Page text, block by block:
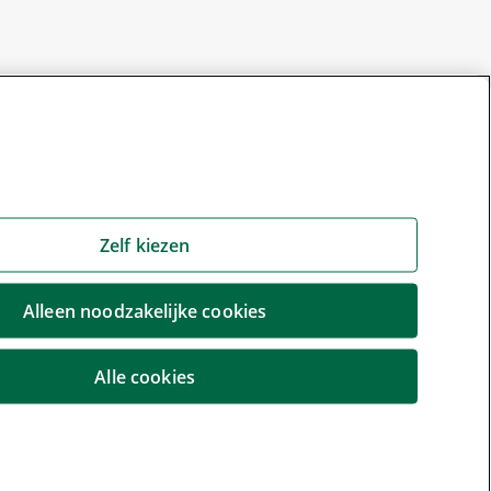
Zelf kiezen
Alleen noodzakelijke cookies
Alle cookies